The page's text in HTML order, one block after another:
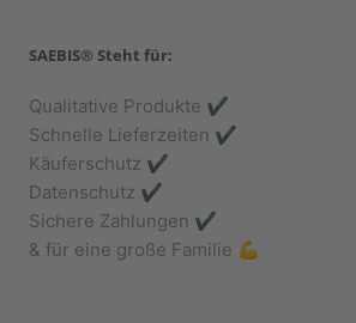
SAEBIS® Steht für:
Qualitative Produkte ✔️
Schnelle Lieferzeiten ✔️
Käuferschutz ✔️
Datenschutz ✔️
Sichere Zahlungen ✔️
& für eine große Familie 💪